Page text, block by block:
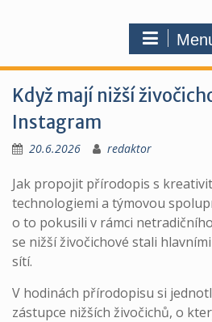
Když mají nižší
Instagram
20.6.2026 redaktor
Jak propojit přírodopis s
technologiemi a týmovou
o to pokusili v rámci
se nižší živočichové stali
sítí.
V hodinách přírodopisu si
zástupce nižších živočichů, o